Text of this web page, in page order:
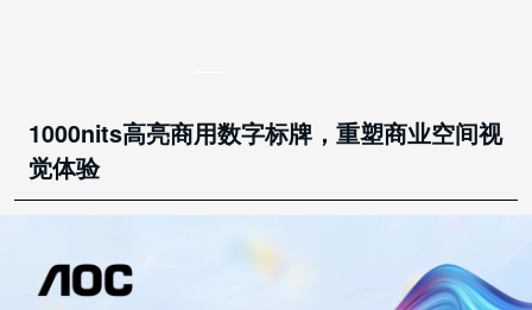
1000nits高亮商用数字标牌，重塑商业空间视
觉体验